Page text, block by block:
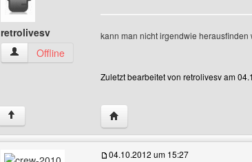
retrolivesv
retrolivesv Benutzer-Profile anzeigen
Offline
kann man nicht irgendwie herausfinden
Zuletzt bearbeitet von retrolivesv am
↑ Website dieses Benutzers
04.10.2012 um 15:27